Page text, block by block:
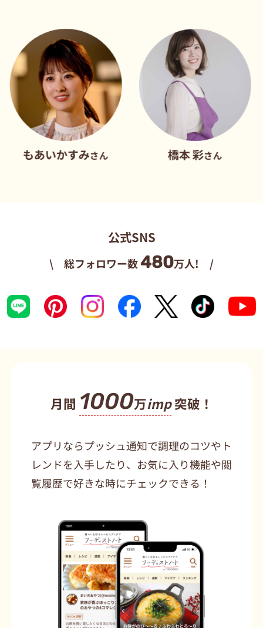
すみさん さん
公式SNS
\ 総フォロワー数480万人! /
月間 1000万imp突破！
アプリならプッシュ通知で調理のコツやト
レンドを入手したり、お気に入り機能や閲
覧履歴で好きな時にチェックできる！